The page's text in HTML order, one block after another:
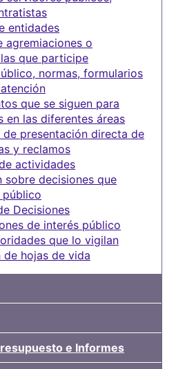
entidades
agremiaciones o
que participe
normas, formularios
que se siguen para
en las diferentes áreas
de presentación directa de
y reclamos
actividades
sobre decisiones que
público
Decisiones
de interés público
que lo vigilan
de hojas de vida
e Informes